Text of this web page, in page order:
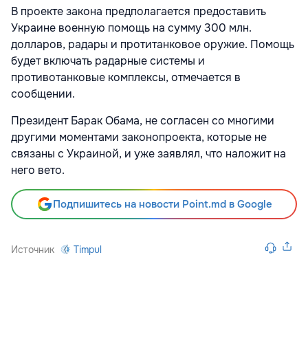
В проекте закона предполагается предоставить
Украине военную помощь на сумму 300 млн.
долларов, радары и протитанковое оружие. Помощь
будет включать радарные системы и
противотанковые комплексы, отмечается в
сообщении.
Президент Барак Обама, не согласен со многими
другими моментами законопроекта, которые не
связаны с Украиной, и уже заявлял, что наложит на
него вето.
Подпишитесь на новости Point.md в Google
Источник Timpul